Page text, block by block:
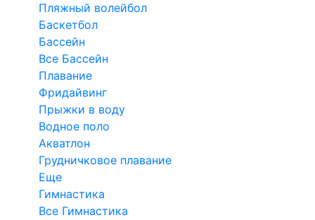
Пляжный волейбол
Баскетбол
Бассейн
Все Бассейн
Плавание
Фридайвинг
Прыжки в воду
Водное поло
Акватлон
Грудничковое плавание
Еще
Гимнастика
Все Гимнастика